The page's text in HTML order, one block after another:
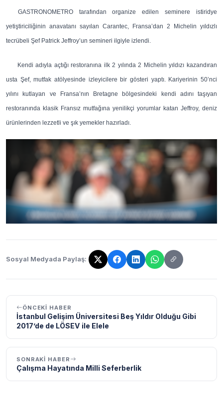
GASTRONOMETRO tarafından organize edilen seminere istiridye
yetiştiriciliğinin anavatanı sayılan Carantec, Fransa’dan 2 Michelin yıldızlı
tecrübeli Şef Patrick Jeffroy’un semineri ilgiyle izlendi.
Kendi adıyla açtığı restoranına ilk 2 yılında 2 Michelin yıldızı kazandıran
usta Şef, mutfak atölyesinde izleyicilere bir gösteri yaptı. Kariyerinin 50’nci
yılını kutlayan ve Fransa’nın Bretagne bölgesindeki kendi adını taşıyan
restoranında klasik Fransız mutfağına yenilikçi yorumlar katan Jeffroy, deniz
ürünlerinden lezzetli ve şık yemekler hazırladı.
Sosyal Medyada Paylaş:
Bağlantı kopyalandı!
ÖNCEKI HABER
İstanbul Gelişim Üniversitesi Beş Yıldır Olduğu Gibi
2017’de de LÖSEV ile Elele
SONRAKI HABER
Çalışma Hayatında Milli Seferberlik